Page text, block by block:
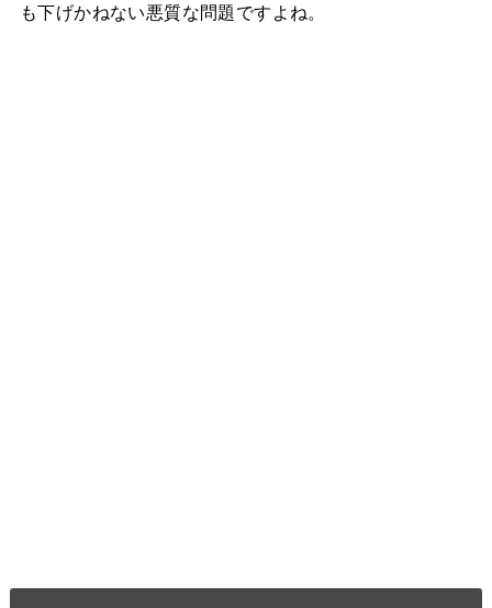
も下げかねない悪質な問題ですよね。